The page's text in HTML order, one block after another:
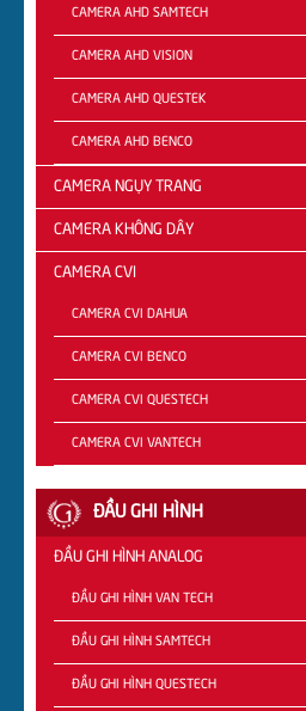
CAMERA AHD SAMTECH
CAMERA AHD VISION
CAMERA AHD QUESTEK
CAMERA AHD BENCO
CAMERA NGỤY TRANG
CAMERA KHÔNG DÂY
CAMERA CVI
CAMERA CVI DAHUA
CAMERA CVI BENCO
CAMERA CVI QUESTECH
CAMERA CVI VANTECH
ĐẦU GHI HÌNH
ĐẦU GHI HÌNH ANALOG
ĐẦU GHI HÌNH VAN TECH
ĐẦU GHI HÌNH SAMTECH
ĐẦU GHI HÌNH QUESTECH